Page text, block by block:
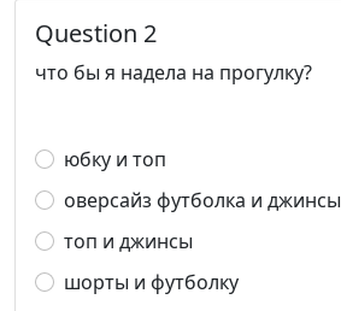
Question 2
что бы я надела на прогулку?
юбку и топ
оверсайз футболка и джинсы
топ и джинсы
шорты и футболку